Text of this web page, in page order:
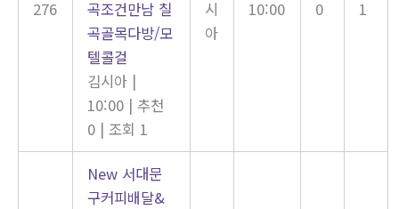
276
곡조건만남 칠
곡골목다방/모
텔콜걸
김시아 |
10:00 | 추천
0 | 조회 1
시
아
10:00 0 1
New 서대문
구커피배달&